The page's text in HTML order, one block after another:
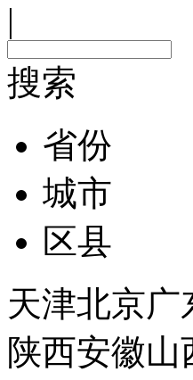
|
搜索
省份
城市
区县
天津北京广
陕西安徽山